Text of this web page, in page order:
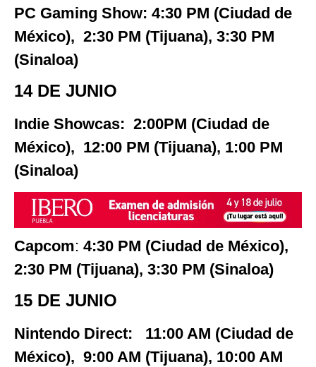
PC Gaming Show: 4:30 PM (Ciudad de
México), 2:30 PM (Tijuana), 3:30 PM
(Sinaloa)
14 DE JUNIO
Indie Showcas: 2:00PM (Ciudad de
México), 12:00 PM (Tijuana), 1:00 PM
(Sinaloa)
Capcom: 4:30 PM (Ciudad de México),
2:30 PM (Tijuana), 3:30 PM (Sinaloa)
15 DE JUNIO
Nintendo Direct:
11:00 AM (Ciudad de
México), 9:00 AM (Tijuana), 10:00 AM